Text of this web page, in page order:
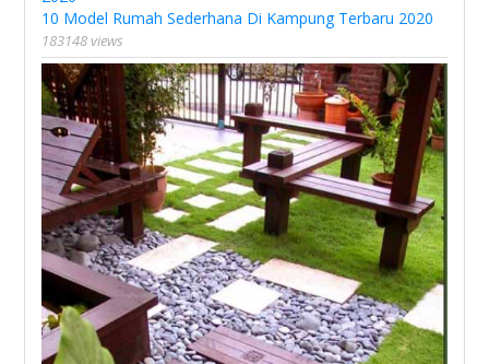
10 Model Rumah Sederhana Di Kampung Terbaru 2020
183148 views